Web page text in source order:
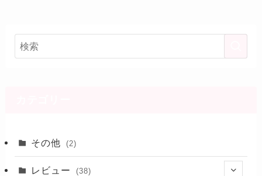
その他 (2)
レビュー (38)